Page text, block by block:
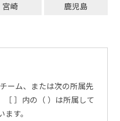
宮崎
鹿児島
ーム、または次の所属先
［ ］内の（ ）は所属して
す。